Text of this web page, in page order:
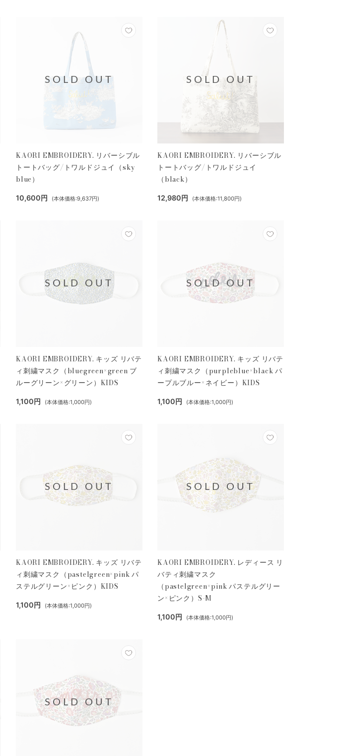
KAORI EMBROIDERY. リバーシブル
トートバッグ/トワルドジュイ（sky
blue）
10,600円 (本体価格:9,637円)
SOLD OUT
KAORI EMBROIDERY. リバーシブル
トートバッグ/トワルドジュイ
（black）
12,980円 (本体価格:11,800円)
SOLD OUT
KAORI EMBROIDERY. キッズ リバテ
ィ刺繍マスク（bluegreen×green ブ
ルーグリーン×グリーン）KIDS
1,100円 (本体価格:1,000円)
SOLD OUT
KAORI EMBROIDERY. キッズ リバテ
ィ刺繍マスク（purpleblue×black パ
ープルブルー×ネイビー）KIDS
1,100円 (本体価格:1,000円)
SOLD OUT
KAORI EMBROIDERY. キッズ リバテ
ィ刺繍マスク（pastelgreen×pink パ
ステルグリーン×ピンク）KIDS
1,100円 (本体価格:1,000円)
SOLD OUT
KAORI EMBROIDERY. レディース リ
バティ刺繍マスク
（pastelgreen×pink パステルグリー
ン×ピンク）S-M
1,100円 (本体価格:1,000円)
SOLD OUT
SOLD OUT